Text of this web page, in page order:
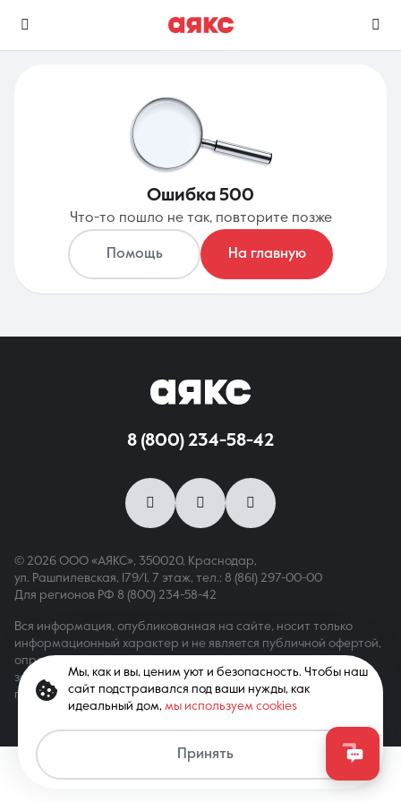
г. Анапа
0 объявлений
Недвижимость
Контакты
8 (861) 297-00-00
Ошибка 500
Что-то пошло не так, повторите позже
Помощь На главную
8 (800) 234-58-42
© 2026 ООО «АЯКС», 350020, Краснодар,
ул. Рашпилевская, 179/1, 7 этаж, тел.: 8 (861) 297-00-00
Для регионов РФ 8 (800) 234-58-42
Вся информация, опубликованная на сайте, носит только
информационный характер и не является публичной офертой,
определяемой положениями ст. 437 ГК РФ. Все права
защищены. При копировании материалов с сайта
гиперссылка обязательна
Мы, как и вы, ценим уют и безопасность. Чтобы наш
сайт подстраивался под ваши нужды, как
идеальный дом, мы используем cookies
Принять